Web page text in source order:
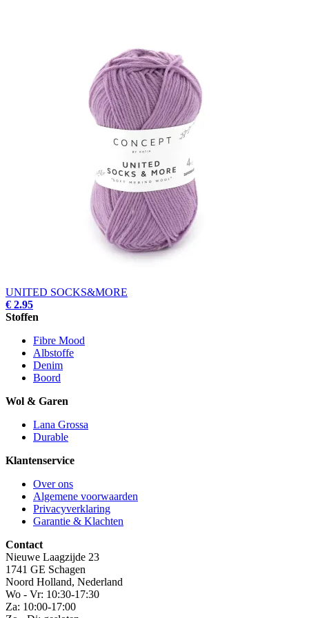
UNITED SOCKS&MORE
€ 2.95
Stoffen
Fibre Mood
Albstoffe
Denim
Boord
Wol & Garen
Lana Grossa
Durable
Klantenservice
Over ons
Algemene voorwaarden
Privacyverklaring
Garantie & Klachten
Contact
Nieuwe Laagzijde 23
1741 GE Schagen
Noord Holland, Nederland
Wo - Vr: 10:30-17:30
Za: 10:00-17:00